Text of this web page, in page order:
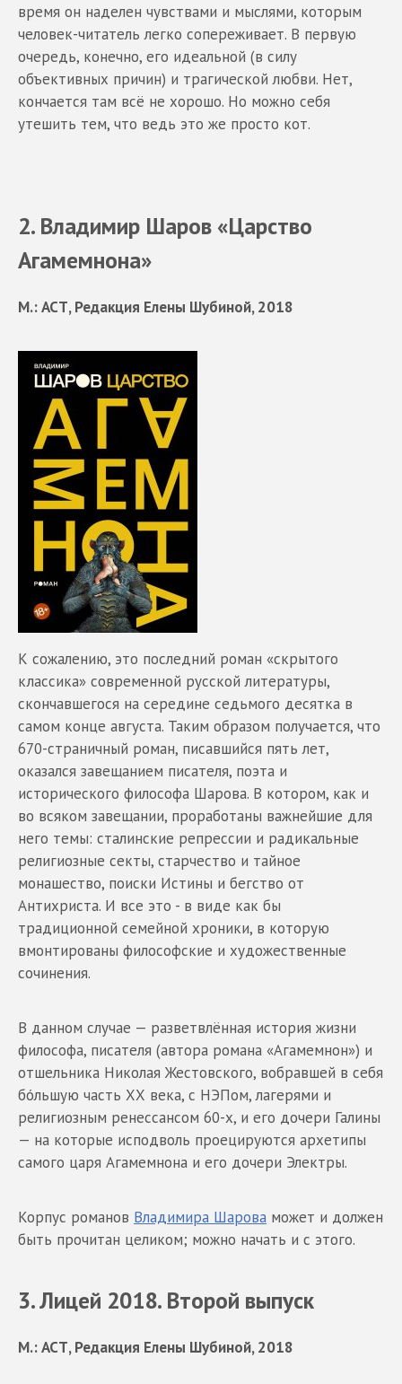
время он наделен чувствами и мыслями, которым
человек-читатель легко сопереживает. В первую
очередь, конечно, его идеальной (в силу
объективных причин) и трагической любви. Нет,
кончается там всё не хорошо. Но можно себя
утешить тем, что ведь это же просто кот.
2. Владимир Шаров «Царство
Агамемнона»
М.: АСТ, Редакция Елены Шубиной, 2018
К сожалению, это последний роман «скрытого
классика» современной русской литературы,
скончавшегося на середине седьмого десятка в
самом конце августа. Таким образом получается, что
670-страничный роман, писавшийся пять лет,
оказался завещанием писателя, поэта и
исторического философа Шарова. В котором, как и
во всяком завещании, проработаны важнейшие для
него темы: сталинские репрессии и радикальные
религиозные секты, старчество и тайное
монашество, поиски Истины и бегство от
Антихриста. И все это - в виде как бы
традиционной семейной хроники, в которую
вмонтированы философские и художественные
сочинения.
В данном случае — разветвлённая история жизни
философа, писателя (автора романа «Агамемнон») и
отшельника Николая Жестовского, вобравшей в себя
бóльшую часть ХХ века, с НЭПом, лагерями и
религиозным ренессансом 60-х, и его дочери Галины
— на которые исподволь проецируются архетипы
самого царя Агамемнона и его дочери Электры.
Корпус романов Владимира Шарова может и должен
быть прочитан целиком; можно начать и с этого.
3. Лицей 2018. Второй выпуск
М.: АСТ, Редакция Елены Шубиной, 2018